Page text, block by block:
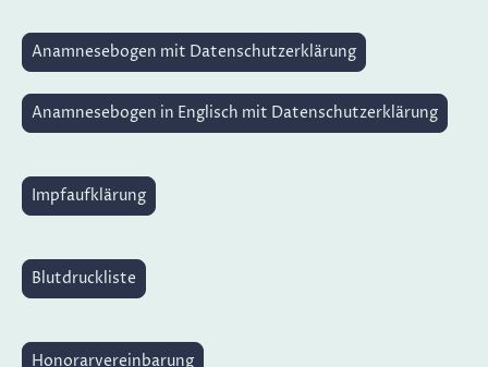
Anamnesebogen mit Datenschutzerklärung
Anamnesebogen in Englisch mit Datenschutzerklärung
Impfaufklärung
Blutdruckliste
Honorarvereinbarung